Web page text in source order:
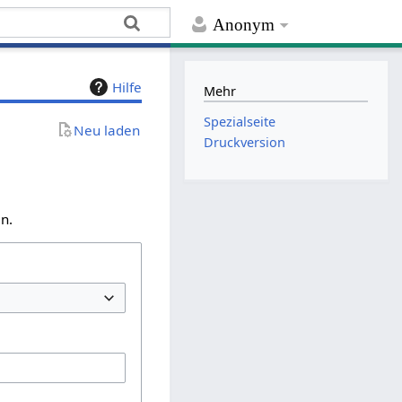
Anonym
Hilfe
Neu laden
Mehr
Spezialseite
Druckversion